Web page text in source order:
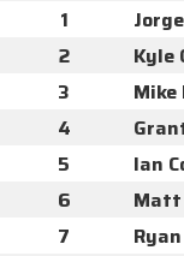
1
2 Kyle
3
4
5 Ian
6 Matt
7